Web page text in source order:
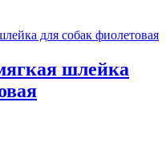
шлейка